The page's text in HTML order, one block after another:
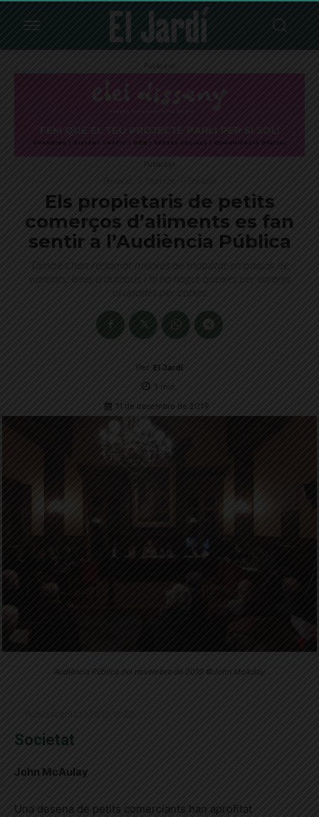
Publicitat
Publicitat
Els propietaris de petits
comerços d’aliments es fan
sentir a l’Audiència Pública
També s'han reclamat millores de mobilitat en passos de
vianants, línies d'autobús i hi ha hagut queixes per voreres
ocupades per cotxes
Per El Jardí
3 min.
11 de desembre de 2019
Audiència Pública del novembre de 2019 ©John McAulay
Societat
John McAulay
Una desena de petits comerciants han aprofitat